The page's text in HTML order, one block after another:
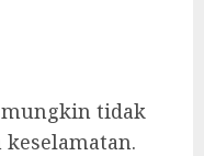
mungkin tidak